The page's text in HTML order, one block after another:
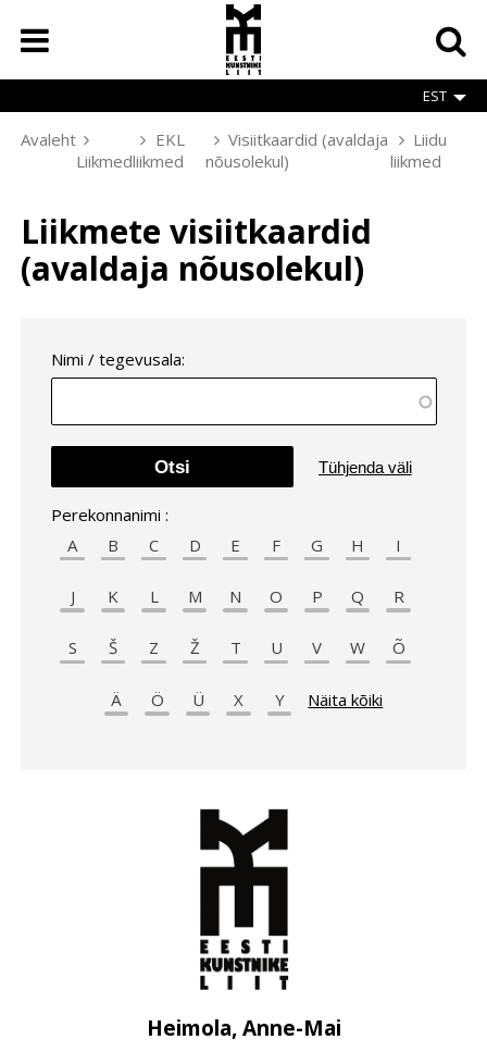
main
content
EST
Breadcrumb
Avaleht
Liikmed
EKL
liikmed
Visiitkaardid (avaldaja
nõusolekul)
Liidu
liikmed
Liikmete visiitkaardid
(avaldaja nõusolekul)
Nimi / tegevusala:
Perekonnanimi :
A
B C D E F G H I
J K L M N O P Q R
S Š Z Ž T U V W Õ
Ä Ö Ü X Y Näita kõiki
Heimola, Anne-Mai